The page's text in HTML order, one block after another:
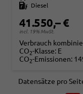
Kraftstoff
Diesel
41.550,– €
incl. 19% MwSt.
Verbrauch
CO2-Klasse: E
CO2-Emissionen:
Datensätze pro